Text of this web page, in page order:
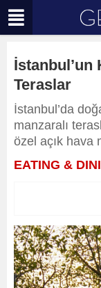
İstanbul’un
Teraslar
İstanbul’da
manzaralı
özel açık hava
EATING &